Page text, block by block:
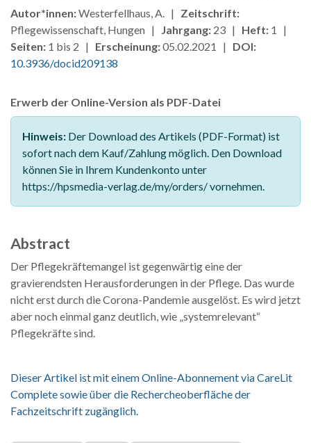
Autor*innen:Westerfellhaus, A. | Zeitschrift:
Pflegewissenschaft, Hungen | Jahrgang: 23 | Heft: 1 |
Seiten: 1 bis 2 | Erscheinung:05.02.2021 | DOI:
10.3936/docid209138
Erwerb der Online-Version als PDF-Datei
Hinweis: Der Download des Artikels (PDF-Format) ist
sofort nach dem Kauf/Zahlung möglich. Den Download
können Sie in Ihrem Kundenkonto unter
https://hpsmedia-verlag.de/my/orders/ vornehmen.
Abstract
Der Pflegekräftemangel ist gegenwärtig eine der
gravierendsten Herausforderungen in der Pflege. Das wurde
nicht erst durch die Corona-Pandemie ausgelöst. Es wird jetzt
aber noch einmal ganz deutlich, wie „systemrelevant“
Pflegekräfte sind.
Dieser Artikel ist mit einem Online-Abonnement via CareLit
Complete sowie über die Rechercheoberfläche der
Fachzeitschrift zugänglich.